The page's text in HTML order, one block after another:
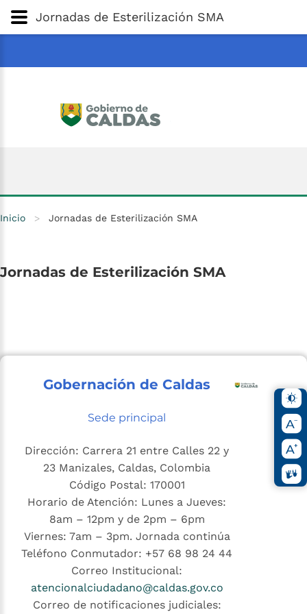
Gobernación de Caldas
Jornadas de Esterilización SMA
Inicio > Jornadas de Esterilización SMA
Jornadas de Esterilización SMA
Gobernación de Caldas
Sede principal
Dirección: Carrera 21 entre Calles 22 y
23 Manizales, Caldas, Colombia
Código Postal: 170001
Horario de Atención: Lunes a Jueves:
8am – 12pm y de 2pm – 6pm
Viernes: 7am – 3pm. Jornada continúa
Teléfono Conmutador: +57 68 98 24 44
Correo Institucional:
atencionalciudadano@caldas.gov.co
Correo de notificaciones judiciales: